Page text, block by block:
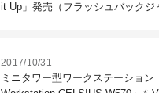
it Up」発売（フラッシュバックジ
2017/10/31
ミニタワー型ワークステーション